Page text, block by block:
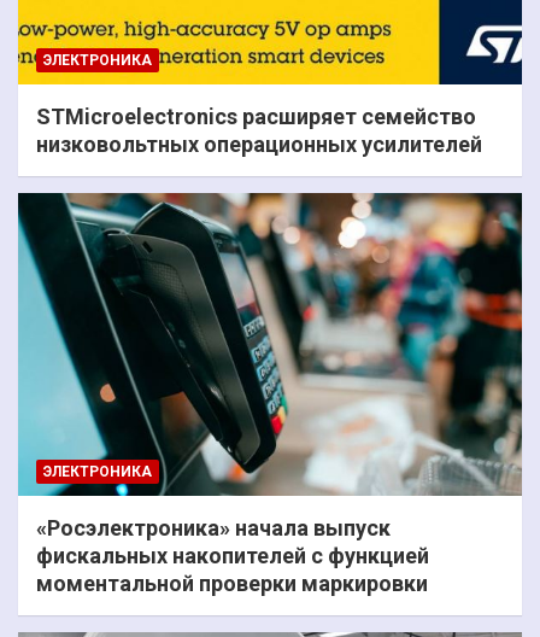
ЭЛЕКТРОНИКА
STMicroelectronics расширяет семейство
низковольтных операционных усилителей
ЭЛЕКТРОНИКА
«Росэлектроника» начала выпуск
фискальных накопителей с функцией
моментальной проверки маркировки